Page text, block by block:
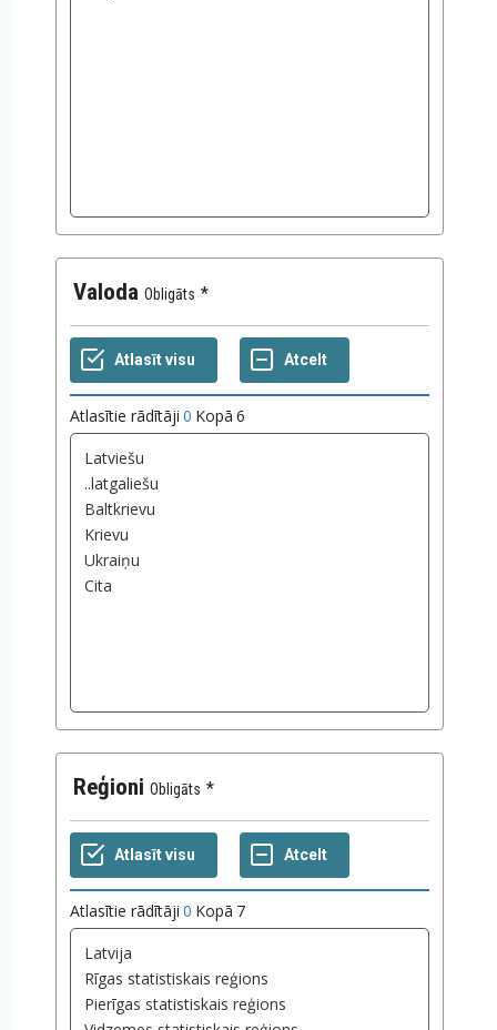
Valoda Obligāts
Atlasītie rādītāji 0 Kopā 6
Reģioni Obligāts
Atlasītie rādītāji 0 Kopā 7